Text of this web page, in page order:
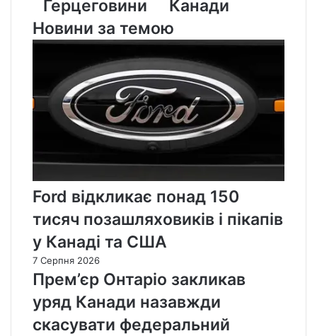
Герцеговини
Канади
Новини за темою
Ford відкликає понад 150
тисяч позашляховиків і пікапів
у Канаді та США
7 Серпня 2026
Прем’єр Онтаріо закликав
уряд Канади назавжди
скасувати федеральний